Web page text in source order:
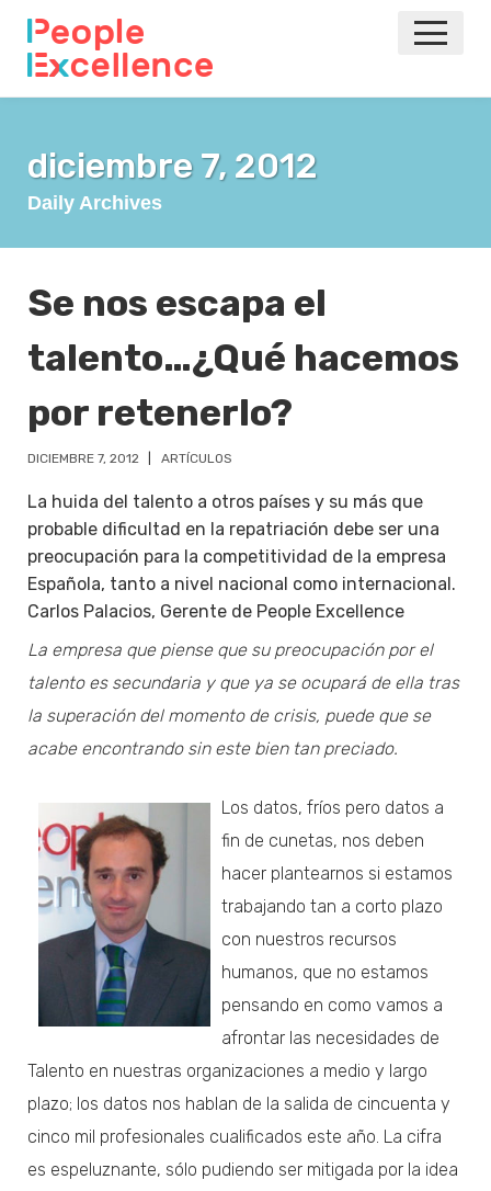
NOTICIAS
AGILE
VOLVER A LA PRINCIPAL
diciembre 7, 2012
Daily Archives
Se nos escapa el
talento…¿Qué hacemos
por retenerlo?
DICIEMBRE 7, 2012 ARTÍCULOS
La huida del talento a otros países y su más que
probable dificultad en la repatriación debe ser una
preocupación para la competitividad de la empresa
Española, tanto a nivel nacional como internacional.
Carlos Palacios, Gerente de People Excellence
La empresa que piense que su preocupación por el
talento es secundaria y que ya se ocupará de ella tras
la superación del momento de crisis, puede que se
acabe encontrando sin este bien tan preciado.
Los datos, fríos pero datos a
fin de cunetas, nos deben
hacer plantearnos si estamos
trabajando tan a corto plazo
con nuestros recursos
humanos, que no estamos
pensando en como vamos a
afrontar las necesidades de
Talento en nuestras organizaciones a medio y largo
plazo; los datos nos hablan de la salida de cincuenta y
cinco mil profesionales cualificados este año. La cifra
es espeluznante, sólo pudiendo ser mitigada por la idea